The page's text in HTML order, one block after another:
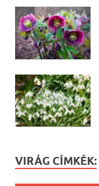
VIRÁG CÍMKÉK: